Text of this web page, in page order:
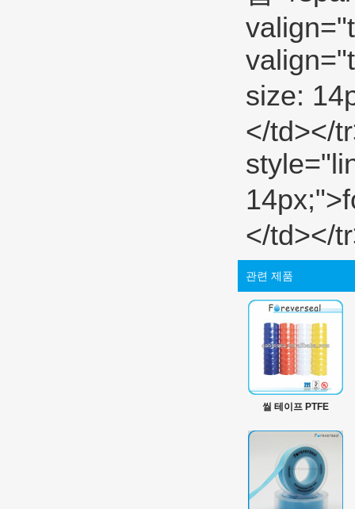
관련 제품
씰 테이프 PTFE